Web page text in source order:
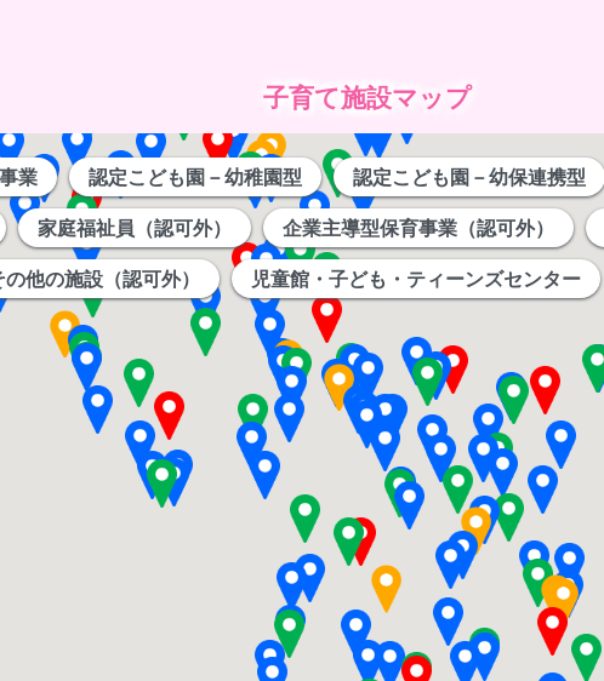
子育て施設マップ
業 認定こども園－幼稚園型 認定こども園－幼保連携型
家庭福祉員（認可外） 企業主導型保育事業（認可外）
の他の施設（認可外） 児童館・子ども・ティーンズセンター